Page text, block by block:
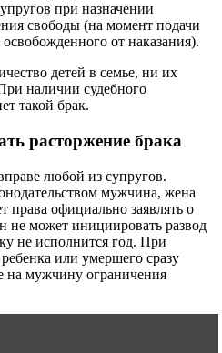
при назначении
свободы (на момент подачи
освобожденного от наказания).
детей в семье, ни их
наличии судебного
такой брак.
расторжение брака
любой из супругов.
мужчина, жена
права официально заявлять о
не может инициировать развод
не исполнится год. При
или умершего сразу
на мужчину ограничения